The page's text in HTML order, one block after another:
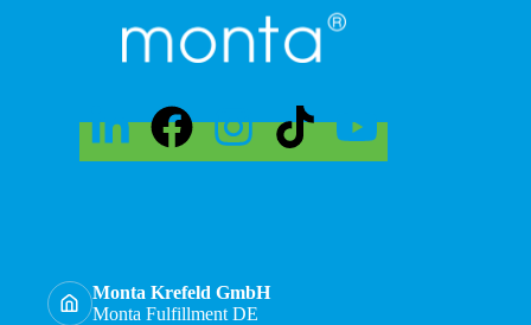
Monta Krefeld GmbH
Monta Fulfillment DE